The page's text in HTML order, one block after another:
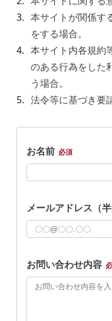
本サイトが関係す
をする場合。
本サイト内各規約
のある行為をした
う場合。
法令等に基づき要
お名前 必須
メールアドレス（半
お問い合わせ内容